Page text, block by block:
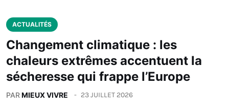
ACTUALITÉS
Changement climatique : les
chaleurs extrêmes accentuent la
sécheresse qui frappe l’Europe
PARMIEUX VIVRE 23 JUILLET 2026